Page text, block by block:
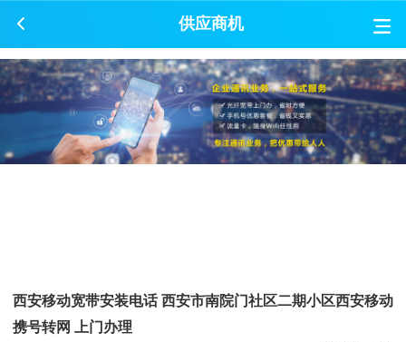
供应商机
西安移动宽带安装电话 西安市南院门社区二期小区西安移动
携号转网 上门办理